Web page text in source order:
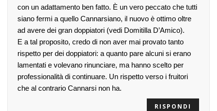
con un adattamento ben fatto. È un vero peccato che tutti
siano fermi a quello Cannarsiano, il nuovo è ottimo oltre
ad avere dei gran doppiatori (vedi Domitilla D’Amico).
E a tal proposito, credo di non aver mai provato tanto
rispetto per dei doppiatori: a quanto pare alcuni si erano
lamentati e volevano rinunciare, ma hanno scelto per
professionalità di continuare. Un rispetto verso i fruitori
che al contrario Cannarsi non ha.
RISPONDI